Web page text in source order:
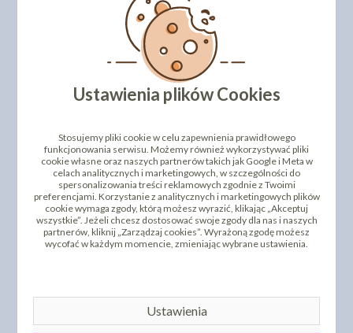
Ustawienia plików Cookies
Stosujemy pliki cookie w celu zapewnienia prawidłowego
funkcjonowania serwisu. Możemy również wykorzystywać pliki
cookie własne oraz naszych partnerów takich jak Google i Meta w
celach analitycznych i marketingowych, w szczególności do
spersonalizowania treści reklamowych zgodnie z Twoimi
preferencjami. Korzystanie z analitycznych i marketingowych plików
cookie wymaga zgody, którą możesz wyrazić, klikając „Akceptuj
wszystkie”. Jeżeli chcesz dostosować swoje zgody dla nas i naszych
partnerów, kliknij „Zarządzaj cookies”. Wyrażoną zgodę możesz
wycofać w każdym momencie, zmieniając wybrane ustawienia.
Ustawienia